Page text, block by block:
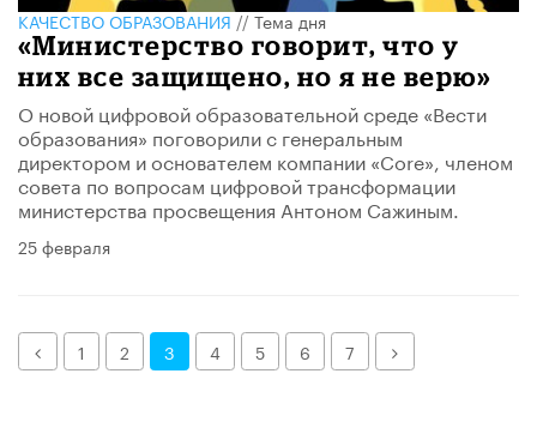
КАЧЕСТВО ОБРАЗОВАНИЯ//Тема дня
«Министерство говорит, что у
них все защищено, но я не верю»
О новой цифровой образовательной среде «Вести
образования» поговорили с генеральным
директором и основателем компании «Core», членом
совета по вопросам цифровой трансформации
министерства просвещения Антоном Сажиным.
25 февраля
Назад1 2 3 4 5 6 7 Далее